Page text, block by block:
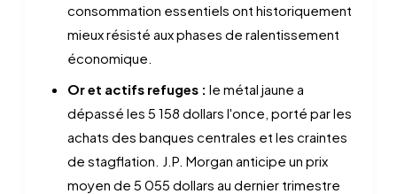
consommation essentiels ont historiquement
mieux résisté aux phases de ralentissement
économique.
Or et actifs refuges : le métal jaune a
dépassé les 5 158 dollars l'once, porté par les
achats des banques centrales et les craintes
de stagflation. J.P. Morgan anticipe un prix
moyen de 5 055 dollars au dernier trimestre